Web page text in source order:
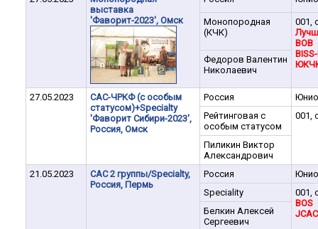
выставка
'Фаворит-2023', Омск
Монопородная
(КЧК)
001,
BOB
Федоров Валентин
Николаевич
27.05.2023
САС-ЧРКФ (с особым
статусом)+Specialty
'Фаворит Сибири-2023',
Россия, Омск
Россия
Рейтинговая с
особым статусом
001,
Пиликин Виктор
Александрович
21.05.2023
САС 2 группы/Specialty,
Россия, Пермь
Россия
Speciality
001,
BOS
Белкин Алексей
Сергеевич